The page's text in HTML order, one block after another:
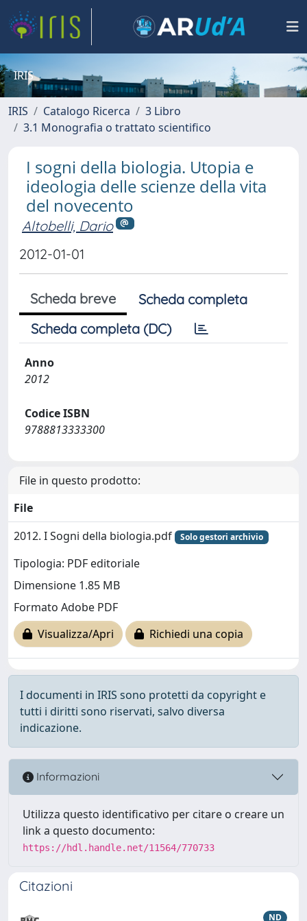
IRIS
IRIS Catalogo Ricerca
3 Libro
3.1 Monografia o trattato scientifico
I sogni della biologia. Utopia e
ideologia delle scienze della vita
del novecento
Altobelli, Dario
2012-01-01
Scheda breve
Scheda completa
Scheda completa (DC)
Anno
2012
Codice ISBN
9788813333300
File in questo prodotto:
File
2012. I Sogni della biologia.pdf
Solo gestori archivio
Tipologia: PDF editoriale
Dimensione 1.85 MB
Formato Adobe PDF
Visualizza/Apri
Richiedi una copia
I documenti in IRIS sono protetti da copyright e
tutti i diritti sono riservati, salvo diversa
indicazione.
Informazioni
Utilizza questo identificativo per citare o creare un
link a questo documento:
https://hdl.handle.net/11564/770733
Citazioni
ND